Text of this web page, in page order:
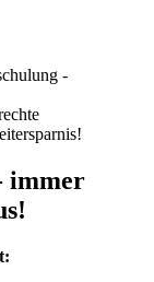
-
immer